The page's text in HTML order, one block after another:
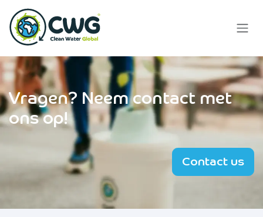
Skip to Content
Vragen? Neem contact met
ons op!
Contact us